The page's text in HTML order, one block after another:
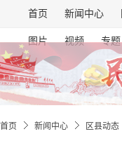
首页 新闻中心
图片 视频 专题
首页 新闻中心 区县动态